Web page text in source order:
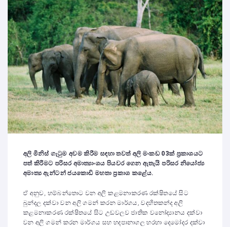
අලි මිනිස් ගැටුම අවම කිරීම සඳහා තවත් අලි මංකඩ 03ක් ප්‍රකාශයට
පත් කිරීමට පරිසර අමාත්‍යාංශය පියවර ගෙන ඇතැයි පරිසර නියෝජ්‍ය
අමාත්‍ය ඇන්ටන් ජයකොඩි මහතා ප්‍රකාශ කළේය.
ඒ අනුව, හම්බන්තොට වන අලි කළමනාකරණ රක්ෂිතයේ සිට
බුන්දල දක්වා වන අලි ගමන් කරන මාර්ගය, වදහිතකන්ද අලි
කළමනාකරණ රක්ෂිතයේ සිට උඩවලව ජාතික වනෝද්‍යානය දක්වා
වන අලි ගමන් කරන මාර්ගය සහ හදපානාගල හරහා දෙමෝදර දක්වා